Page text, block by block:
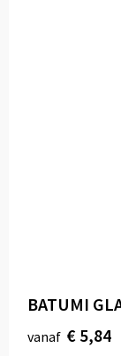
BATUMI
vanaf € 5,84